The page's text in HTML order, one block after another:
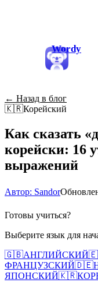
Wordy
← Назад в блог
🇰🇷Корейский
Как сказать
корейски: 16
выражений
Автор: Sandor
Готовы учиться?
Выберите язык для
🇬🇧АНГЛИЙСКИЙ
ФРАНЦУЗСКИЙ🇩🇪
ЯПОНСКИЙ🇰🇷